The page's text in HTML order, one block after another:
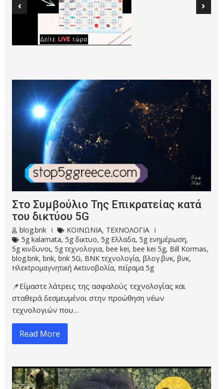
Στο Συμβούλιο Της Επικρατείας κατά
του δικτύου 5G
blog.bnk ΚΟΙΝΩΝΙΑ, ΤΕΧΝΟΛΟΓΙΑ
5g kalamata,5g δικτυο,5g Ελλαδα,5g ενημέρωση,
5g κινδυνοι,5g τεχνολογια,bee kei,bee kei 5g, Bill Kormas,
blog.bnk,bnk,bnk 5G, BNK τεχνολογία,βλογ.βνκ,βνκ,
Ηλεκτρομαγνητική Ακτινοβολία,πείραμα 5g
📌Είμαστε λάτρεις της ασφαλούς τεχνολογίας και
σταθερά δεσμευμένοι στην προώθηση νέων
τεχνολογιών που…
Read More